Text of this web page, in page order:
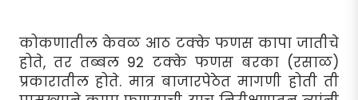
कोकणातील केवळ आठ टक्के फणस कापा जातीचे
होते, तर तब्बल 92 टक्के फणस बरका (रसाळ)
प्रकारातील होते. मात्र बाजारपेठेत मागणी होती ती